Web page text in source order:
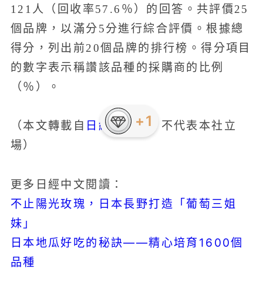
121人（回收率57.6％）的回答。共評價25
個品牌，以滿分5分進行綜合評價。根據總
得分，列出前20個品牌的排行榜。得分項目
的數字表示稱讚該品種的採購商的比例
（％）。
（本文轉載自 日經中文網，不代表本社立
場）
更多日經中文閱讀：
不止陽光玫瑰，日本長野打造「葡萄三姐
妹」
日本地瓜好吃的秘訣——精心培育1600個
品種